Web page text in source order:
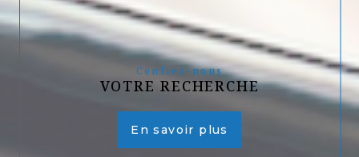
Confiez-nous
VOTRE RECHERCHE
En savoir plus